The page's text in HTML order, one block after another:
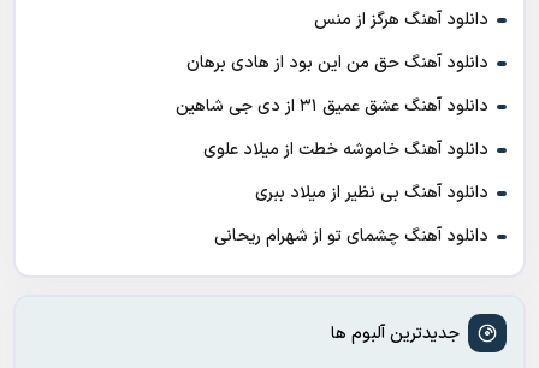
دانلود آهنگ هرگز از منس
دانلود آهنگ حق من این بود از هادی برهان
دانلود آهنگ عشق عمیق ۳۱ از دی جی شاهین
دانلود آهنگ خاموشه خطت از میلاد علوی
دانلود آهنگ بی نظیر از میلاد ببری
دانلود آهنگ چشمای تو از شهرام ریحانی
جدیدترین آلبوم ها